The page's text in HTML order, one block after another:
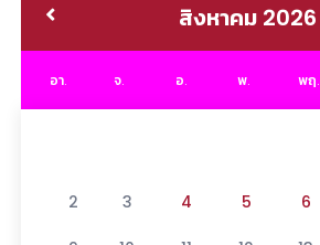
สิงหาคม 2026
อา. จ. อ. พ. พฤ.
2 3 4 5 6